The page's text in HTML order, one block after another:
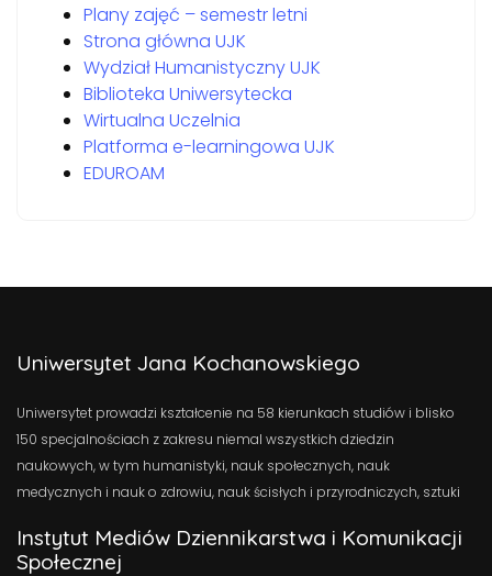
Plany zajęć – semestr letni
Strona główna UJK
Wydział Humanistyczny UJK
Biblioteka Uniwersytecka
Wirtualna Uczelnia
Platforma e-learningowa UJK
EDUROAM
Uniwersytet Jana Kochanowskiego
Uniwersytet prowadzi kształcenie na 58 kierunkach studiów i blisko
150 specjalnościach z zakresu niemal wszystkich dziedzin
naukowych, w tym humanistyki, nauk społecznych, nauk
medycznych i nauk o zdrowiu, nauk ścisłych i przyrodniczych, sztuki
Instytut Mediów Dziennikarstwa i Komunikacji
Społecznej